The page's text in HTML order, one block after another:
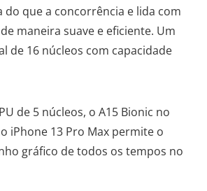
do que a concorrência e lida com
maneira suave e eficiente. Um
de 16 núcleos com capacidade
de 5 núcleos, o A15 Bionic no
iPhone 13 Pro Max permite o
gráfico de todos os tempos no